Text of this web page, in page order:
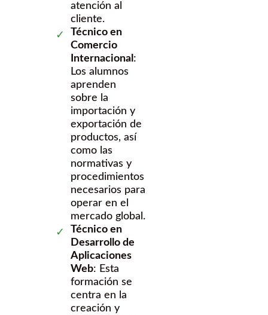
atención al
cliente.
Técnico en
Comercio
Internacional :
Los alumnos
aprenden
sobre la
importación y
exportación de
productos, así
como las
normativas y
procedimientos
necesarios para
operar en el
mercado global.
Técnico en
Desarrollo de
Aplicaciones
Web: Esta
formación se
centra en la
creación y